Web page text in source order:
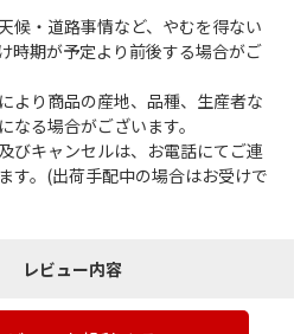
候・道路事情など、やむを得ない
時期が予定より前後する場合がご
より商品の産地、品種、生産者な
なる場合がございます。
びキャンセルは、お電話にてご連
す。(出荷手配中の場合はお受けで
レビュー内容